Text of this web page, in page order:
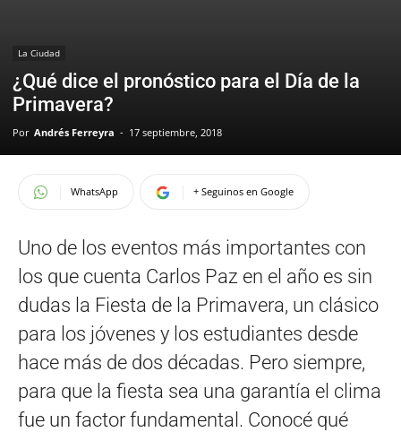
La Ciudad
¿Qué dice el pronóstico para el Día de la
Primavera?
Por Andrés Ferreyra - 17 septiembre, 2018
WhatsApp + Seguinos en Google
Uno de los eventos más importantes con
los que cuenta Carlos Paz en el año es sin
dudas la Fiesta de la Primavera, un clásico
para los jóvenes y los estudiantes desde
hace más de dos décadas. Pero siempre,
para que la fiesta sea una garantía el clima
fue un factor fundamental. Conocé qué